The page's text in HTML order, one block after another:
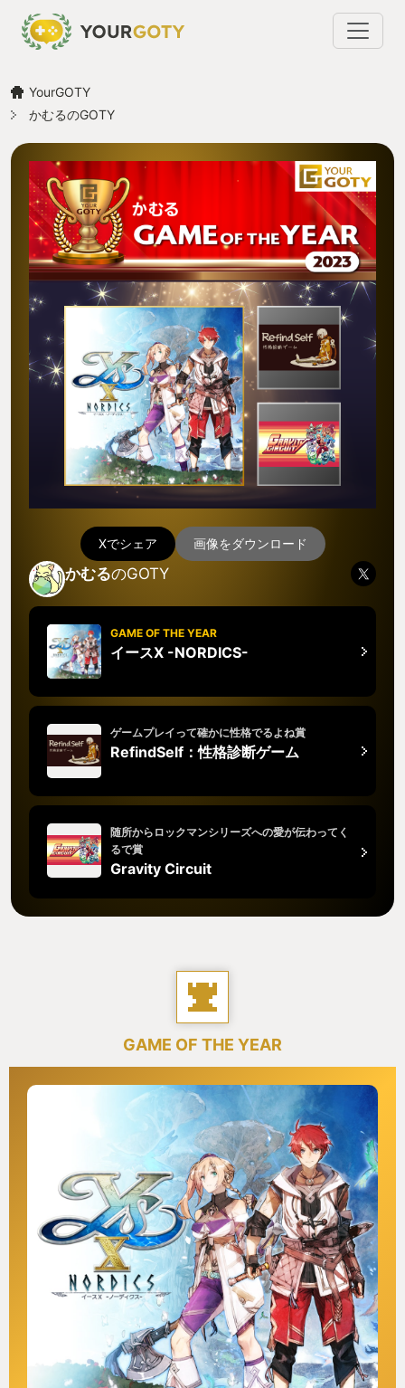
YourGOTY
かむるのGOTY
Xでシェア 画像をダウンロード
かむるのGOTY
GAME OF THE YEAR
イースX -NORDICS-
ゲームプレイって確かに性格でるよね賞
RefindSelf：性格診断ゲーム
随所からロックマンシリーズへの愛が伝わってく
るで賞
Gravity Circuit
GAME OF THE YEAR